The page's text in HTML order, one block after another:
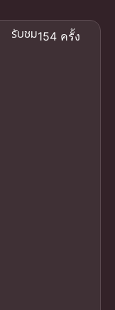
รับชม154 ครั้ง